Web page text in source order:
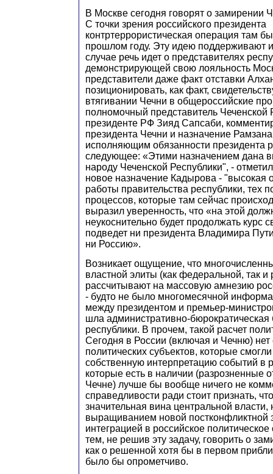
В Москве сегодня говорят о замирении
С точки зрения российского президента
контртеррористическая операция там
прошлом году. Эту идею поддерживают
случае речь идет о представителях
демонстрирующей свою лояльность
представители даже факт отставки
позиционировать, как факт,
втягивании Чечни в общероссийские
полномочный представитель Чеченской
президенте РФ Зияд Сапсаби,
президента Чечни и назначение
исполняющим обязанности президента
следующее: «Этими назначением дана
народу Чеченской Республики", -
новое назначение Кадырова - "высокая
работы правительства республики, тех
процессов, которые там сейчас
выразил уверенность, что «на этой
неукоснительно будет продолжать курс
подведет ни президента Владимира
ни Россию».
Возникает ощущение, что
властной элиты (как федеральной, так и
рассчитывают на массовую амнезию
- будто не было многомесячной
между президентом и премьер-
шла административно-бюрократическая
республики. В прочем, такой расчет
Сегодня в России (включая и Чечню) нет
политических субъектов, которые
собственную интерпретацию событий в
которые есть в наличии (разрозненные
Чечне) лучше бы вообще ничего не
справедливости ради стоит признать,
значительная вина центральной власти,
выращиванием новой постконфликтной
интеграцией в российское
тем, не решив эту задачу, говорить о
как о решенной хотя бы в первом
было бы опрометчиво.